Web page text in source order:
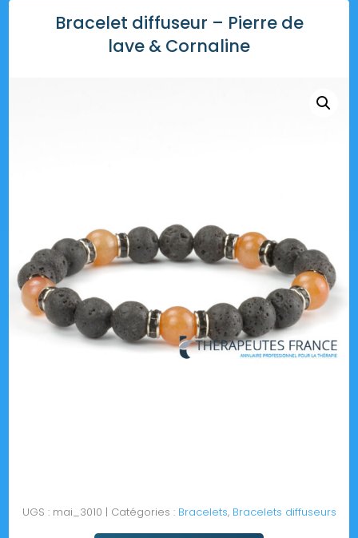
Bracelet diffuseur – Pierre de
lave & Cornaline
UGS : mai_3010 Catégories : Bracelets, Bracelets diffuseurs